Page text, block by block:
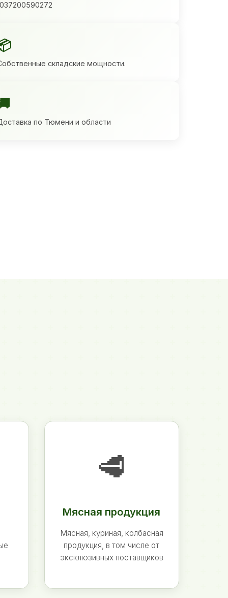
складские мощности.
по Тюмени и области
🥩
Мясная продукция
Мясная, куриная, колбасная
продукция, в том числе от
эксклюзивных поставщиков